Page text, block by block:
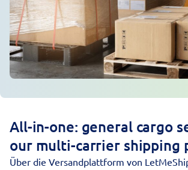
All-in-one: general cargo
our multi-carrier shipping
Über die Versandplattform von